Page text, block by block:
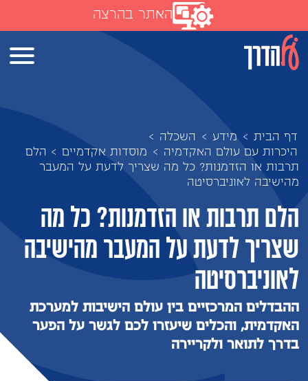
האתר בהרצה
דף הבית >מידע > השכלה >
היכרות עם עולם האקדמיה > מוסדות אקדמיים > הלם
תרבות או הזדמנות? כל מה שצריך לדעת על המעבר
מהישיבה לאוניברסיטה
הלם תרבות או הזדמנות? כל מה
שצריך לדעת על המעבר מהישיבה
לאוניברסיטה
ההבדלים המרכזיים בין עולם הישיבות למערכת
האקדמית, והכלים שיעזרו לכם לגשר על הפער
בדרך לתואר ולקריירה